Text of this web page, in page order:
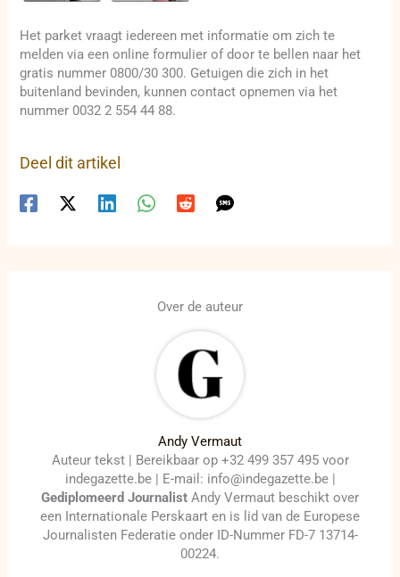
Het parket vraagt iedereen met informatie om zich te
melden via een online formulier of door te bellen naar het
gratis nummer 0800/30 300. Getuigen die zich in het
buitenland bevinden, kunnen contact opnemen via het
nummer 0032 2 554 44 88.
Deel dit artikel
Over de auteur
Andy Vermaut
Auteur tekst | Bereikbaar op +32 499 357 495 voor
indegazette.be | E-mail: info@indegazette.be |
Gediplomeerd Journalist Andy Vermaut beschikt over
een Internationale Perskaart en is lid van de Europese
Journalisten Federatie onder ID-Nummer FD-7 13714-
00224.